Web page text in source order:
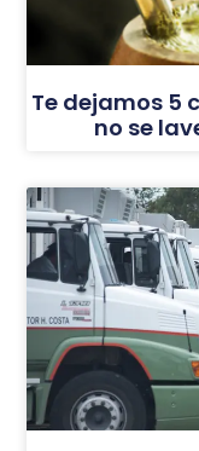
Te dejamos 5
no se